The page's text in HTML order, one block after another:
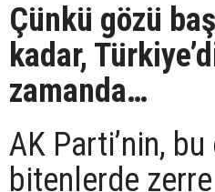
Çünkü gözü
kadar,
zamanda…
AK Parti’nin,
bitenlerde